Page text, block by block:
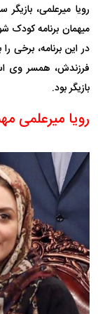
رویا میرعلمی،
میهمان برنامه کودک
در این برنامه، برخی
فرزندش، همسر وی
بازیگر بود.
رویا میرعلمی